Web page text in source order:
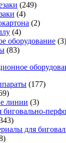
(249)
(4)
(2)
(4)
оборудование (3)
(83)
(177)
линии (3)
биговально-
для